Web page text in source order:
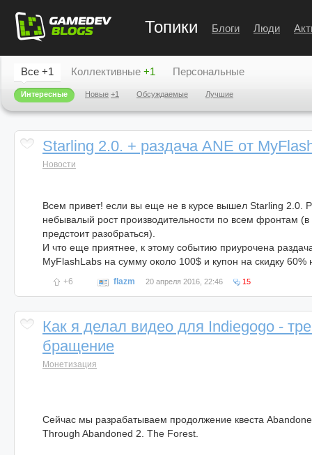
Топики Блоги Люди
Все +1
Интересные Новые +1 Обсуждаемые Лучшие
Коллективные +1 Персональные
Starling 2.0. + раздача ANE от
Новости
Всем привет! если вы еще не в курсе вышел Starling 2.0.
небывалый рост производительности по всем фронтам
предстоит разобраться).
И что еще приятнее, к этому событию приурочена
MyFlashLabs на сумму около 100$ и купон на скидку 60%
+6 flazm 20 апреля 2016, 22:46 15
Как я делал видео для Indiegogo -
бращение
Монетизация
Сейчас мы разрабатываем продолжение квеста
Through Abandoned 2. The Forest.